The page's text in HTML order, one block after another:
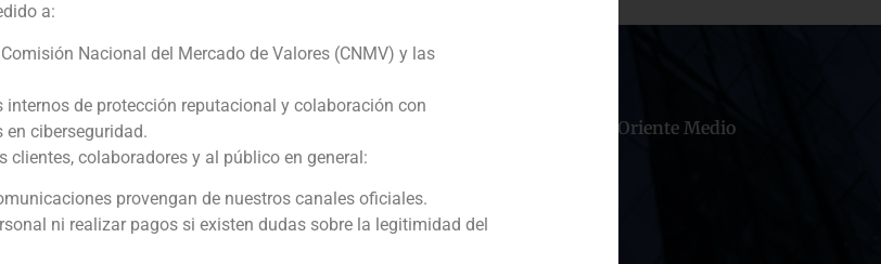
Pablo Gómez de Pablos, socio director de GBS Finance, apunta las principales características que buscan los inversores chinos en las empresas españolas para invertir en ellas
Ecuador Oriente Medio
Política de Privacidad Aviso Legal
a:
Nacional del Mercado de Valores (CNMV) y las
de protección reputacional y colaboración con
ciberseguridad.
clientes, colaboradores y al público en general:
provengan de nuestros canales oficiales.
ni realizar pagos si existen dudas sobre la legitimidad del